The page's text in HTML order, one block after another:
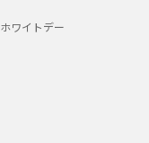
ホワイトデー